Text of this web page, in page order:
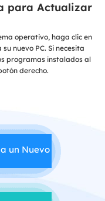
para Actualizar
operativo, haga clic en
nuevo PC. Si necesita
programas instalados al
derecho.
un Nuevo